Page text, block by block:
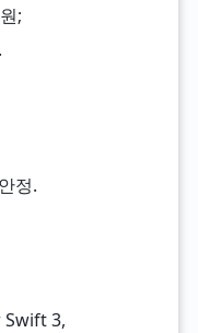
;
정.
Swift 3,